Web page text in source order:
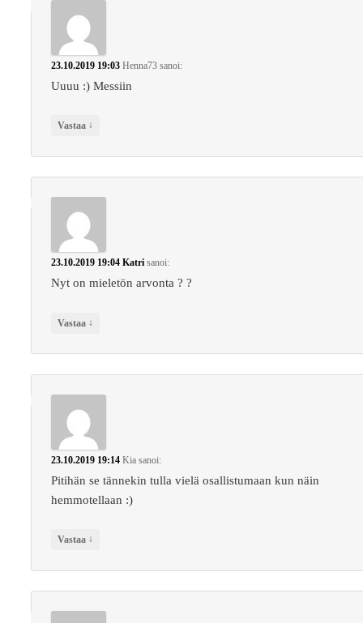
23.10.2019 19:03 Henna73 sanoi:
Uuuu :) Messiin
Vastaa ↓
23.10.2019 19:04 Katri sanoi:
Nyt on mieletön arvonta ? ?
Vastaa ↓
23.10.2019 19:14 Kia sanoi:
Pitihän se tännekin tulla vielä osallistumaan kun näin
hemmotellaan :)
Vastaa ↓